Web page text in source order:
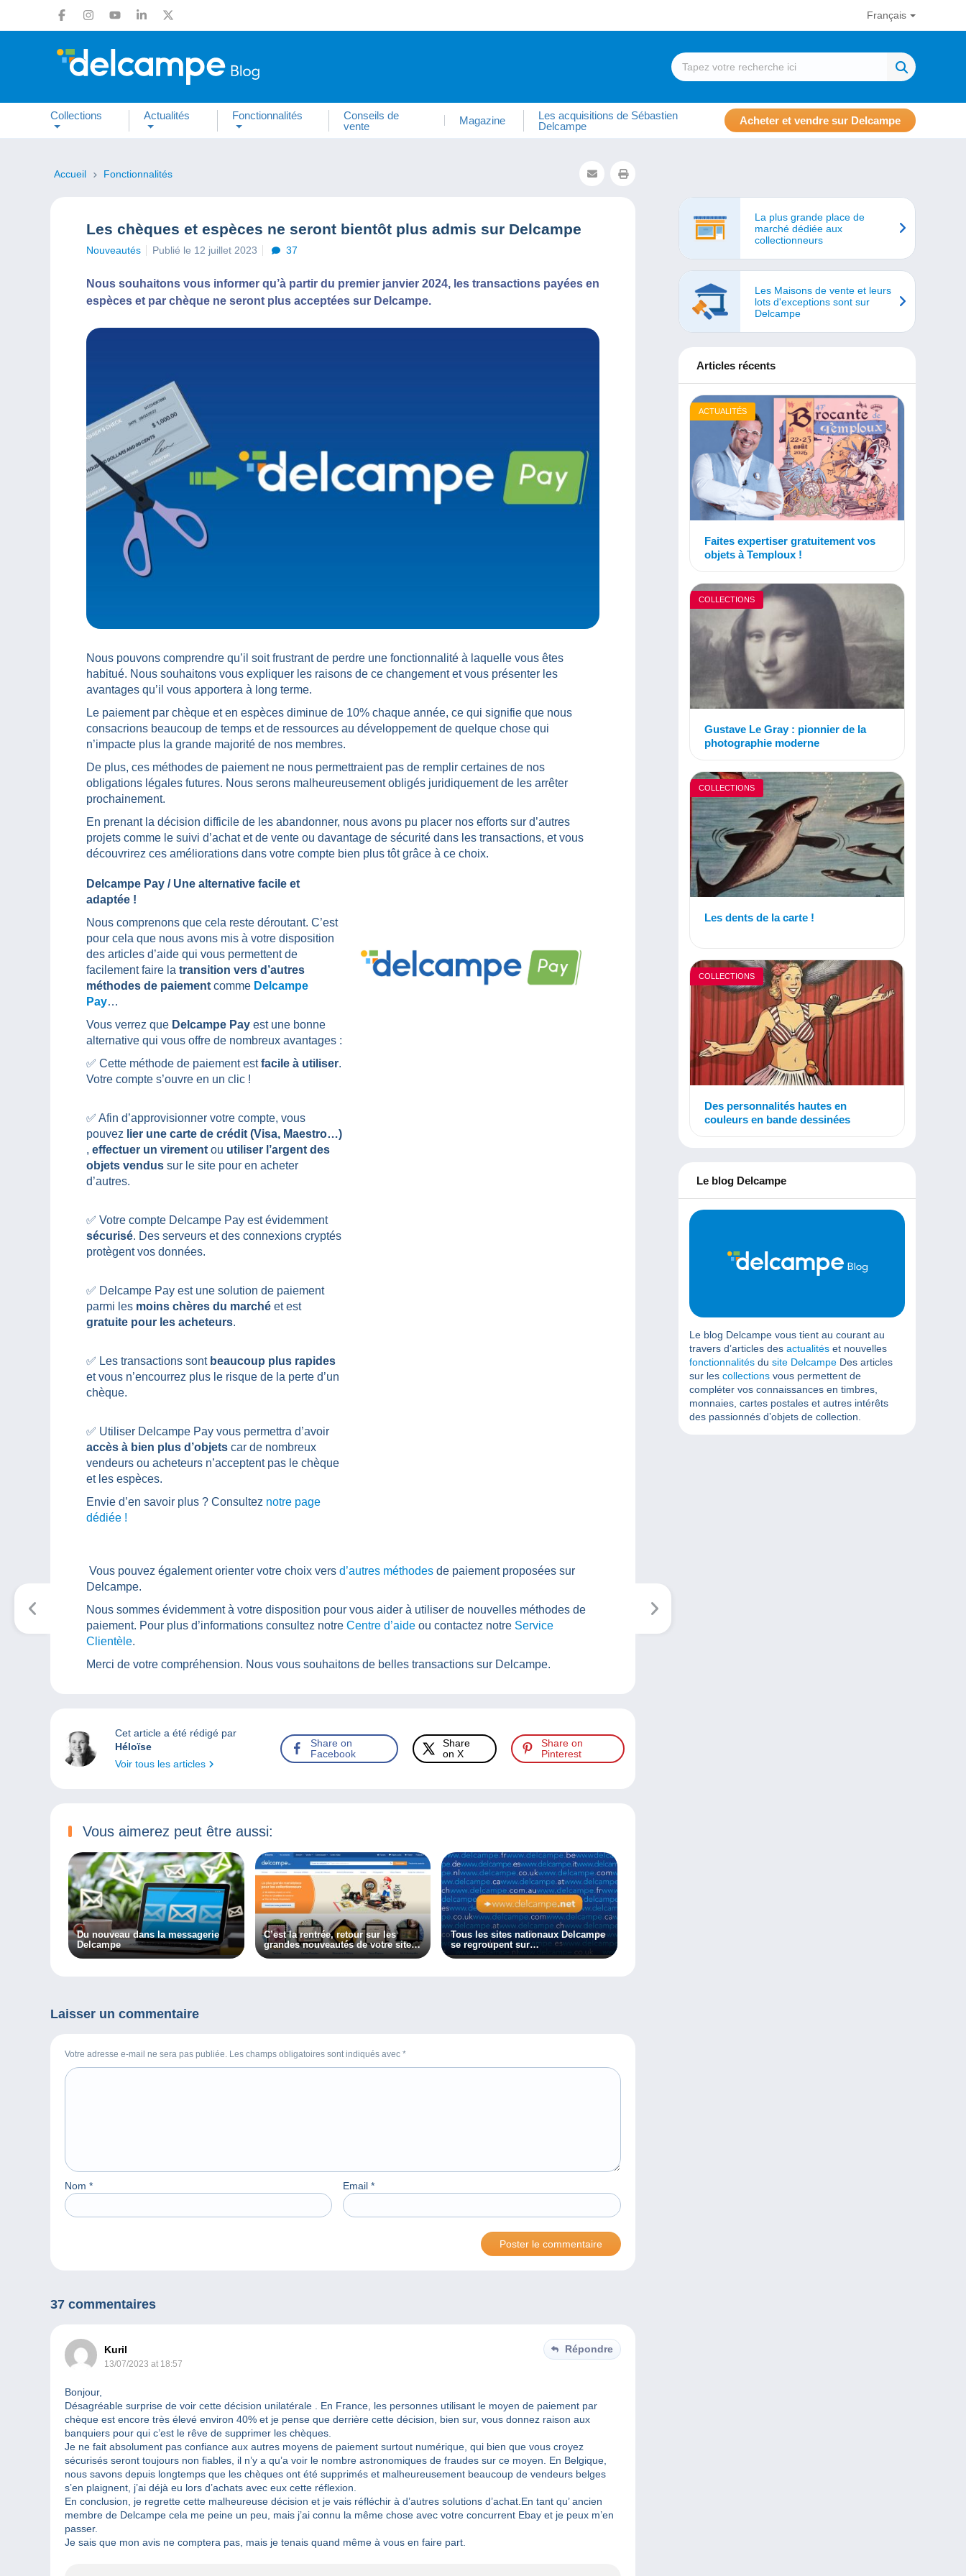
Français
Collections Actualités Fonctionnalités
Conseils de
vente
Magazine
Les acquisitions de Sébastien
Delcampe
Acheter et vendre sur Delcampe
Accueil Fonctionnalités
Les chèques et espèces ne seront bientôt plus admis sur Delcampe
Nouveautés Publié le 12 juillet 2023 37
Nous souhaitons vous informer qu’à partir du premier janvier 2024, les transactions payées en
espèces et par chèque ne seront plus acceptées sur Delcampe.
Nous pouvons comprendre qu’il soit frustrant de perdre une fonctionnalité à laquelle vous êtes
habitué. Nous souhaitons vous expliquer les raisons de ce changement et vous présenter les
avantages qu’il vous apportera à long terme.
Le paiement par chèque et en espèces diminue de 10% chaque année, ce qui signifie que nous
consacrions beaucoup de temps et de ressources au développement de quelque chose qui
n’impacte plus la grande majorité de nos membres.
De plus, ces méthodes de paiement ne nous permettraient pas de remplir certaines de nos
obligations légales futures. Nous serons malheureusement obligés juridiquement de les arrêter
prochainement.
En prenant la décision difficile de les abandonner, nous avons pu placer nos efforts sur d’autres
projets comme le suivi d’achat et de vente ou davantage de sécurité dans les transactions, et vous
découvrirez ces améliorations dans votre compte bien plus tôt grâce à ce choix.
Delcampe Pay / Une alternative facile et
adaptée !
Nous comprenons que cela reste déroutant. C’est
pour cela que nous avons mis à votre disposition
des articles d’aide qui vous permettent de
facilement faire la transition vers d’autres
méthodes de paiement comme Delcampe
Pay…
Vous verrez que Delcampe Pay est une bonne
alternative qui vous offre de nombreux avantages :
✅ Cette méthode de paiement estfacile à utiliser.
Votre compte s’ouvre en un clic !
✅ Afin d’approvisionner votre compte, vous
pouvez lier une carte de crédit (Visa, Maestro…)
, effectuer un virement ou utiliser l’argent des
objets vendus sur le site pour en acheter
d’autres.
✅ Votre compte Delcampe Pay est évidemment
sécurisé. Des serveurs et des connexions cryptés
protègent vos données.
✅ Delcampe Pay est une solution de paiement
parmi les moins chères du marché et est
gratuite pour les acheteurs.
✅ Les transactions sont beaucoup plus rapides
et vous n’encourrez plus le risque de la perte d’un
chèque.
✅ Utiliser Delcampe Pay vous permettra d’avoir
accès à bien plus d’objets car de nombreux
vendeurs ou acheteurs n’acceptent pas le chèque
et les espèces.
Envie d’en savoir plus ? Consultez notre page
dédiée !
Vous pouvez également orienter votre choix vers d’autres méthodes de paiement proposées sur
Delcampe.
Nous sommes évidemment à votre disposition pour vous aider à utiliser de nouvelles méthodes de
paiement. Pour plus d’informations consultez notre Centre d’aide ou contactez notre Service
Clientèle.
Merci de votre compréhension. Nous vous souhaitons de belles transactions sur Delcampe.
Cet article a été rédigé par
Héloïse
Voir tous les articles
Share on
Facebook
Share
on X
Share on
Pinterest
Vous aimerez peut être aussi:
Du nouveau dans la messagerie
Delcampe
C’est la rentrée, retour sur les
grandes nouveautés de votre site
Delcampe !
Tous les sites nationaux Delcampe
se regroupent sur
www.delcampe.net
Laisser un commentaire
Votre adresse e-mail ne sera pas publiée. Les champs obligatoires sont indiqués avec *
Nom * Email *
37 commentaires
Kuril
13/07/2023 at 18:57
Répondre
Bonjour,
Désagréable surprise de voir cette décision unilatérale . En France, les personnes utilisant le moyen de paiement par
chèque est encore très élevé environ 40% et je pense que derrière cette décision, bien sur, vous donnez raison aux
banquiers pour qui c’est le rêve de supprimer les chèques.
Je ne fait absolument pas confiance aux autres moyens de paiement surtout numérique, qui bien que vous croyez
sécurisés seront toujours non fiables, il n’y a qu’a voir le nombre astronomiques de fraudes sur ce moyen. En Belgique,
nous savons depuis longtemps que les chèques ont été supprimés et malheureusement beaucoup de vendeurs belges
s’en plaignent, j’ai déjà eu lors d’achats avec eux cette réflexion.
En conclusion, je regrette cette malheureuse décision et je vais réfléchir à d’autres solutions d’achat.En tant qu’ ancien
membre de Delcampe cela me peine un peu, mais j’ai connu la même chose avec votre concurrent Ebay et je peux m’en
passer.
Je sais que mon avis ne comptera pas, mais je tenais quand même à vous en faire part.
La plus grande place de
marché dédiée aux
collectionneurs
Les Maisons de vente et leurs
lots d'exceptions sont sur
Delcampe
Articles récents
ACTUALITÉS
Faites expertiser gratuitement vos
objets à Temploux !
COLLECTIONS
Gustave Le Gray : pionnier de la
photographie moderne
COLLECTIONS
Les dents de la carte !
COLLECTIONS
Des personnalités hautes en
couleurs en bande dessinées
Le blog Delcampe
Le blog Delcampe vous tient au courant au
travers d’articles des actualités et nouvelles
fonctionnalités du site Delcampe Des articles
sur les collections vous permettent de
compléter vos connaissances en timbres,
monnaies, cartes postales et autres intérêts
des passionnés d’objets de collection.